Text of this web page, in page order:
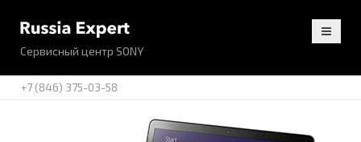
Сервисный центр SONY
+7 (846) 375-03-58